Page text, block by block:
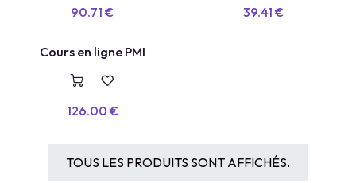
90.71 € 39.41 €
COURS EN LIGNE
Cours en ligne PMI
126.00 €
TOUS LES PRODUITS SONT AFFICHÉS.